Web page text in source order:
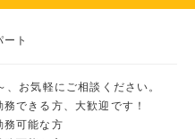
ト
、お気軽にご相談ください。
できる方、大歓迎です！
務可能な方